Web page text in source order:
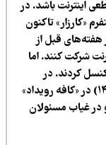
باشد. در
تاکنون
قبل از
کنند. اما
در
روز سه‌شنبه (۱۵ اردیبهشت ۱۴۰۵) در «کافه رویداد»
مسئولان